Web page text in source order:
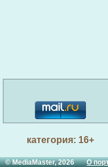
категория: 16+
© MediaMaster, 2026О